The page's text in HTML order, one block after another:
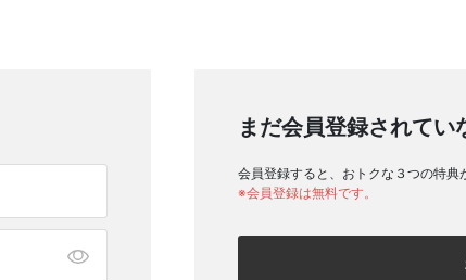
まだ会員登録されてい
会員登録すると、おトクな３つの特典
※会員登録は無料です。